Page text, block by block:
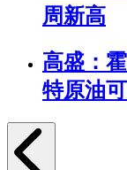
周新高
高盛：
特原油